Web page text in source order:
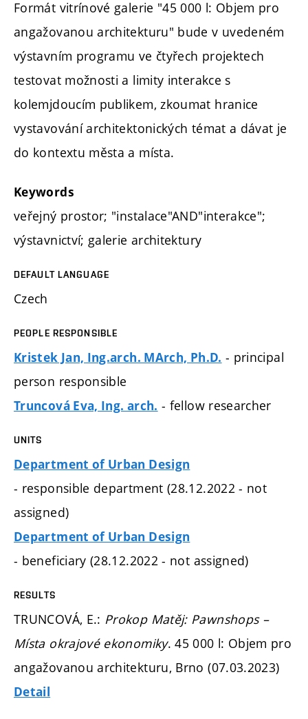
Formát vitrínové galerie "45 000 l: Objem pro
angažovanou architekturu" bude v uvedeném
výstavním programu ve čtyřech projektech
testovat možnosti a limity interakce s
kolemjdoucím publikem, zkoumat hranice
vystavování architektonických témat a dávat je
do kontextu města a místa.
Keywords
veřejný prostor; "instalace"AND"interakce";
výstavnictví; galerie architektury
DEFAULT LANGUAGE
Czech
PEOPLE RESPONSIBLE
Kristek Jan, Ing.arch. MArch, Ph.D. - principal
person responsible
Truncová Eva, Ing. arch. - fellow researcher
UNITS
Department of Urban Design
- responsible department (28.12.2022 - not
assigned)
Department of Urban Design
- beneficiary (28.12.2022 - not assigned)
RESULTS
TRUNCOVÁ, E.: Prokop Matěj: Pawnshops –
Místa okrajové ekonomiky. 45 000 l: Objem pro
angažovanou architekturu, Brno (07.03.2023)
Detail